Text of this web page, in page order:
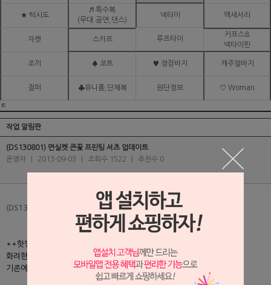
★ 턱시도
♬ 특수복
(무대.공연,댄스)
넥타이 액세서리
자켓 스카프 루프타이
커프스&
넥타이핀
조끼 ♠ 코트 ♥ 정장바지 캐주얼바지
점퍼 ♣유니폼,단체복 원단정보 ♡ Woman
ㅌ
작업 알림판
(DS130801) 면실켓 큰꽃 프린팅 셔츠 업데이트
운영자
2013-09-03 조회수 1522 추천수 0
(DS130801) 면실켓 큰꽃 프린팅 셔츠
**핫핑크빛 무늬**
화려한 큰 꽃 무늬가 일품인 면실켓 셔츠를 올려드렸습니다.
기존에 판매 되던 셔츠중 색상이 추가된 상품이랍니다~